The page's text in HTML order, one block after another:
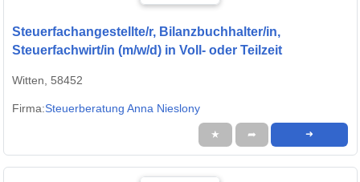
Steuerfachangestellte/r, Bilanzbuchhalter/in,
Steuerfachwirt/in (m/w/d) in Voll- oder Teilzeit
Witten, 58452
Firma:Steuerberatung Anna Nieslony
★ ➦ ➜